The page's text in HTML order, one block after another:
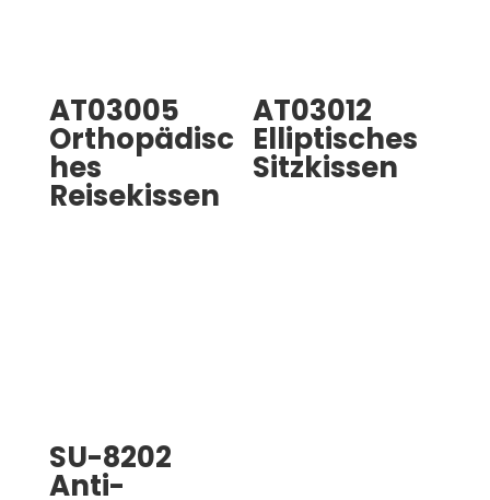
AT03005
Orthopädisc
hes
Reisekissen
AT03012
Elliptisches
Sitzkissen
SU-8202
Anti-